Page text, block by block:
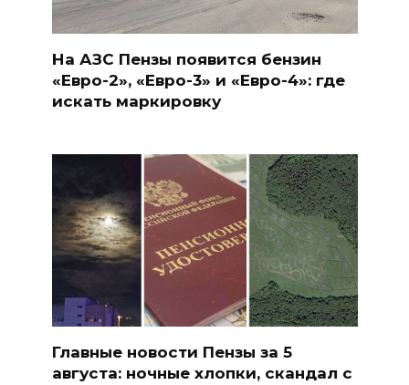
На АЗС Пензы появится бензин
«Евро-2», «Евро-3» и «Евро-4»: где
искать маркировку
Главные новости Пензы за 5
августа: ночные хлопки, скандал с